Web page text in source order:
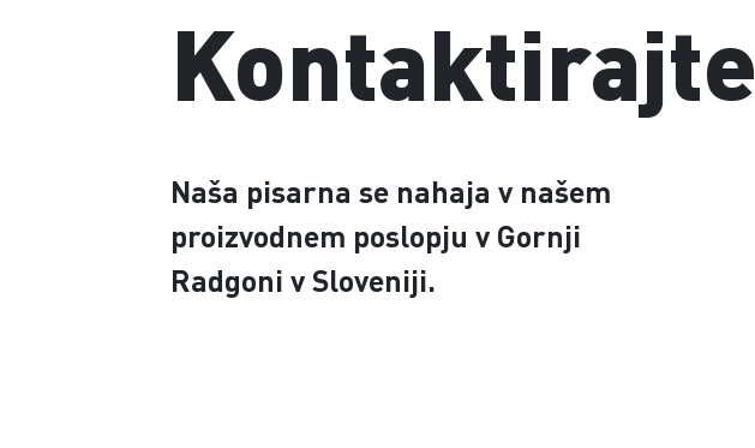
Naša pisarna se nahaja v našem
proizvodnem poslopju v Gornji
Radgoni v Sloveniji.